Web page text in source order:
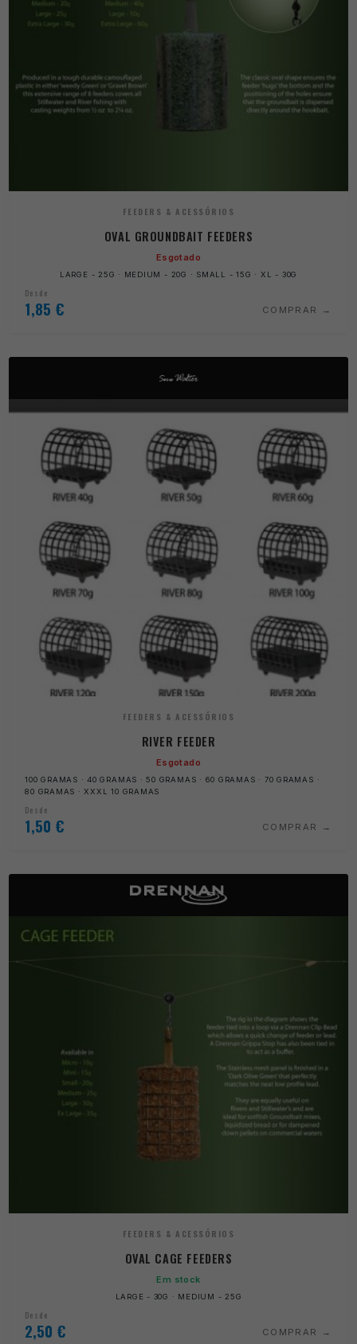
FEEDERS & ACESSÓRIOS
OVAL GROUNDBAIT FEEDERS
Esgotado
LARGE - 25G · MEDIUM - 20G · SMALL - 15G · XL - 30G
Desde
1,85 € COMPRAR
FEEDERS & ACESSÓRIOS
RIVER FEEDER
Esgotado
100 GRAMAS · 40 GRAMAS · 50 GRAMAS · 60 GRAMAS · 70 GRAMAS ·
80 GRAMAS · XXXL 10 GRAMAS
Desde
1,50 € COMPRAR
FEEDERS & ACESSÓRIOS
OVAL CAGE FEEDERS
Em stock
LARGE - 30G · MEDIUM - 25G
Desde
2,50 € COMPRAR